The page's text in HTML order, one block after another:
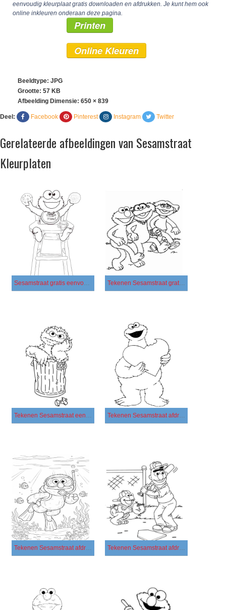
eenvoudig kleurplaat gratis downloaden en afdrukken. Je kunt hem ook
online inkleuren onderaan deze pagina.
Printen
Online Kleuren
Beeldtype: JPG
Grootte: 57 KB
Afbeelding Dimensie: 650 × 839
Deel: Facebook Pinterest Instagram Twitter
Gerelateerde afbeeldingen van Sesamstraat
Kleurplaten
Sesamstraat gratis eenvoudig Tekenen Sesamstraat gratis afdrukbaar eenvoudig
Tekenen Sesamstraat eenvoudig Tekenen Sesamstraat afdrukbaar voor kinderen
Tekenen Sesamstraat afdrukbaar simpel Tekenen Sesamstraat afdrukbaar basis